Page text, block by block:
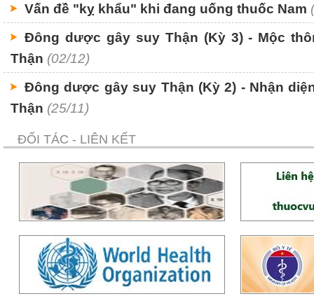
Vấn đề "kỵ khẩu" khi đang uống thuốc Nam
Đông dược gây suy Thận (Kỳ 3) - Mộc
Thận (02/12)
Đông dược gây suy Thận (Kỳ 2) - Nhận
Thận (25/11)
ĐỐI TÁC - LIÊN KẾT